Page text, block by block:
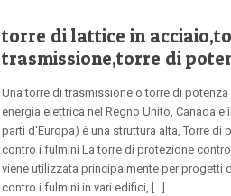
torre di lattice in
trasmissione,torre di
Una torre di trasmissione o torre di
energia elettrica nel Regno Unito, Canada e
parti d'Europa) è una struttura alta, Torre di
contro i fulmini La torre di protezione
viene utilizzata principalmente per progetti
contro i fulmini in vari edifici, [...]